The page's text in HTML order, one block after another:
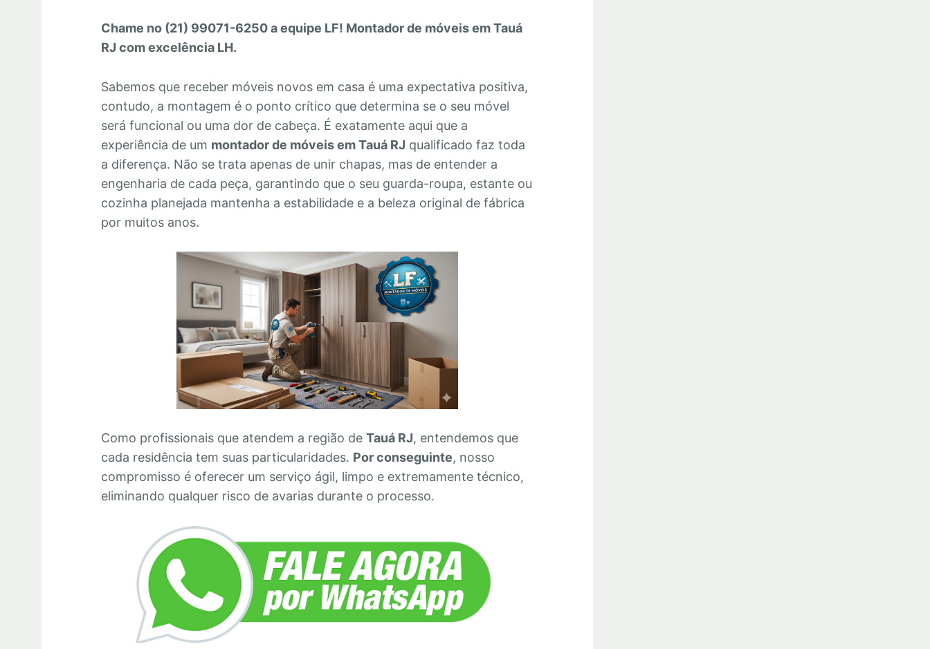
Chame no (21) 99071-6250 a equipe LF! Montador de móveis em Tauá
RJ com excelência LH.
Sabemos que receber móveis novos em casa é uma expectativa positiva,
contudo, a montagem é o ponto crítico que determina se o seu móvel
será funcional ou uma dor de cabeça. É exatamente aqui que a
experiência de um montador de móveis em Tauá RJ qualificado faz toda
a diferença. Não se trata apenas de unir chapas, mas de entender a
engenharia de cada peça, garantindo que o seu guarda-roupa, estante ou
cozinha planejada mantenha a estabilidade e a beleza original de fábrica
por muitos anos.
Como profissionais que atendem a região deTauá RJ, entendemos que
cada residência tem suas particularidades. Por conseguinte, nosso
compromisso é oferecer um serviço ágil, limpo e extremamente técnico,
eliminando qualquer risco de avarias durante o processo.